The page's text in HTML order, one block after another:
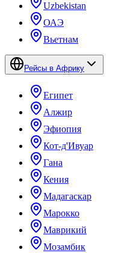
Uzbekistan
ОАЭ
Вьетнам
Рейсы в Африку
Египет
Алжир
Эфиопия
Кот-д'Ивуар
Гана
Кения
Мадагаскар
Марокко
Маврикий
Мозамбик